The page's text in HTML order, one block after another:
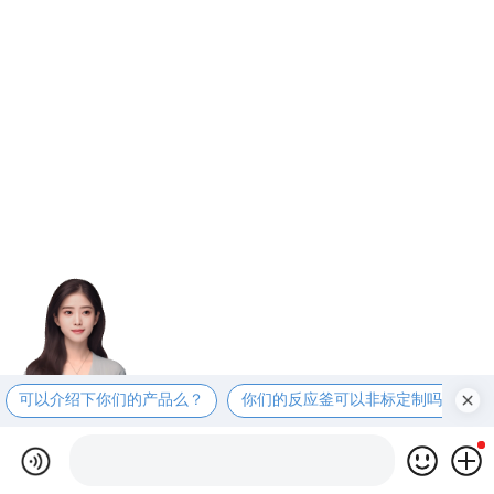
可以介绍下你们的产品么？ 你们的反应釜可以非标定制吗？